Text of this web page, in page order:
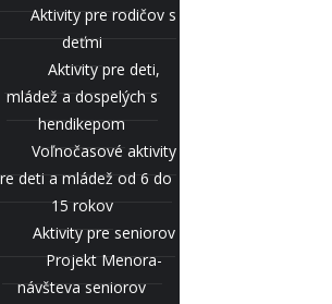
Aktivity pre rodičov s
deťmi
Aktivity pre deti,
mládež a dospelých s
hendikepom
Voľnočasové aktivity
deti a mládež od 6 do
15 rokov
Aktivity pre seniorov
Projekt Menora-
návšteva seniorov